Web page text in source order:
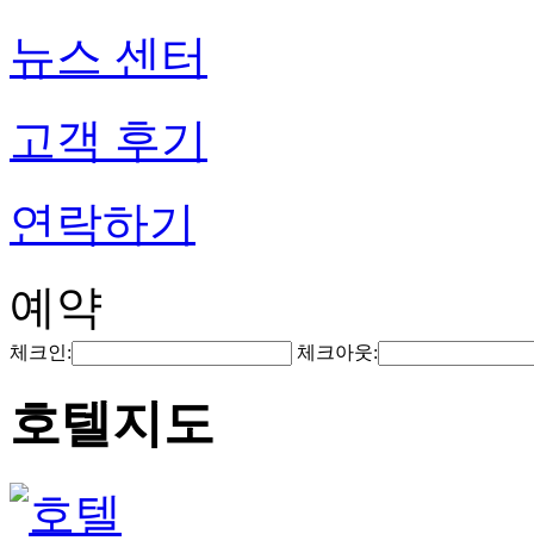
뉴스 센터
고객 후기
연락하기
예약
체크인: 체크아웃:
호텔지도